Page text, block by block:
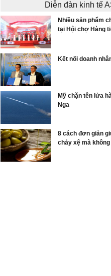
Diễn đàn kinh tế
Nhiều sản phẩm
tại Hội chợ Hàng
Kết nối doanh
Mỹ chặn tên lửa
Nga
8 cách đơn giản
chảy xệ mà